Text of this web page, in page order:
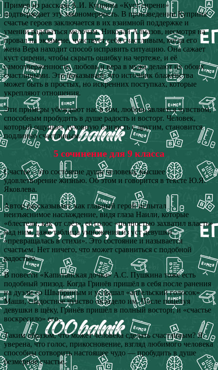
Пример из рассказа А.И. Куприна «Куст сирени»
подтверждает эту закономерность. В произведении Куприна
счастье героев заключается в их взаимной поддержке и
умении радоваться мелочам. Николай Алмазов, несмотря на
провал на экзамене, чувствует себя счастливым, когда его
жена Вера находит способ исправить ситуацию. Она сажает
куст сирени, чтобы скрыть ошибку на чертеже, и её
самоотверженность, любовь и вера в мужа делают их обоих
счастливыми. Это показывает, что источник блаженства
может быть в простых, но искренних поступках, которые
укрепляют отношения.
Эти примеры убеждают нас в том, любовь является чувством,
способным пробудить в душе радость и восторг. Человек,
который ощущает духовную близость с другим, становится
подлинно счастливым.
5 сочинение для 9 класса
Счастье – это состояние души человека, высшее
удовлетворение жизнью. Об этом и говорится в тексте Ю.Я.
Яковлева.
Автор рассказывает, как главный герой испытал
неизъяснимое наслаждение, видя глаза Наили, которые
«блестели, как от слёз», её голос «полностью захватил власть»
над ним, даже таблица умножения из уст девушки
«превращалась в стихи». Это состояние и называется
счастьем. Нет ничего, что может сравниться с подобной
радостью.
В повести «Капитанская дочка» А.С. Пушкина тоже есть
подобный эпизод. Когда Гринёв пришёл в себя после ранения
на дуэли со Швабриным и услышал «ангельский голосок»
Маши, сладостное чувство овладело им. После поцелуя
девушки в щёку, Гринёв пришёл в полный восторг, и «счастье
воскресило» его.
Таким образом, что может человека сделать счастливым? Я
уверена, что голос, прикосновение, взгляд любимого человека
способны сотворить настоящее чудо — пробудить в душе
безмерное счастье.